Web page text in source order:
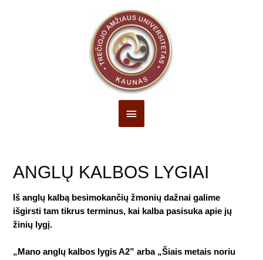
Pagrindinis
ANGLŲ KALBOS LYGIAI
Iš anglų kalbą besimokančių žmonių dažnai galime
išgirsti tam tikrus terminus, kai kalba pasisuka apie jų
žinių lygį.
„Mano anglų kalbos lygis A2” arba „Šiais metais noriu